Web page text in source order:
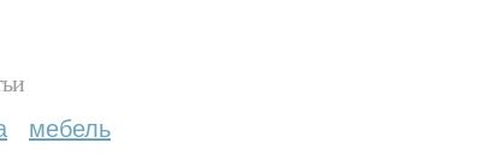
мебель